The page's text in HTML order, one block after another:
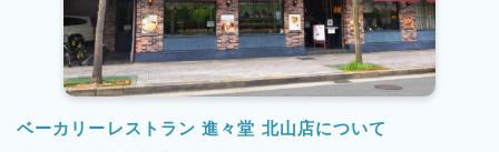
ベーカリーレストラン 進々堂 北山店について